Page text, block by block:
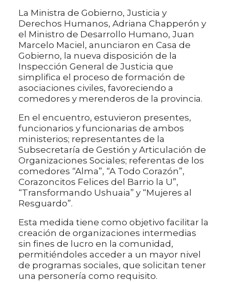
La Ministra de Gobierno, Justicia y
Derechos Humanos, Adriana Chapperón y
el Ministro de Desarrollo Humano, Juan
Marcelo Maciel, anunciaron en Casa de
Gobierno, la nueva disposición de la
Inspección General de Justicia que
simplifica el proceso de formación de
asociaciones civiles, favoreciendo a
comedores y merenderos de la provincia.
En el encuentro, estuvieron presentes,
funcionarios y funcionarias de ambos
ministerios; representantes de la
Subsecretaría de Gestión y Articulación de
Organizaciones Sociales; referentas de los
comedores “Alma”, “A Todo Corazón”,
Corazoncitos Felices del Barrio la U”,
“Transformando Ushuaia” y “Mujeres al
Resguardo”.
Esta medida tiene como objetivo facilitar la
creación de organizaciones intermedias
sin fines de lucro en la comunidad,
permitiéndoles acceder a un mayor nivel
de programas sociales, que solicitan tener
una personería como requisito.